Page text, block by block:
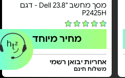
מסך מחשב "23.8 Dell - דגם
P2425H
מחיר מיוחד
אחריות יבואן רשמי
משלוח חינם